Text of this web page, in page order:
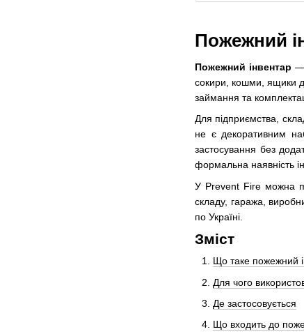
Пожежний
Пожежний інвентар —
сокири, кошми, ящики
займання та
Для підприємства,
не є декоративним
застосування без
формальна наявність
У Prevent Fire можна
складу, гаража,
по Україні.
Зміст
Що таке пожежний
Для чого
Де застосовується
Що входить до